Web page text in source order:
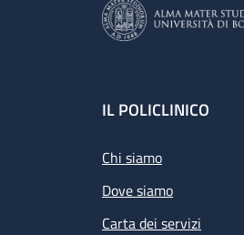
Footer
IL POLICLINICO
Chi siamo
Dove siamo
Carta dei servizi